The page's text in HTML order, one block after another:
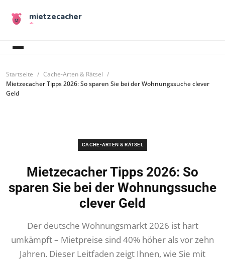
mietzecacher
.de
Startseite
Cache-Arten & Rätsel
Mietzecacher Tipps 2026: So sparen Sie bei der Wohnungssuche clever
Geld
CACHE-ARTEN & RÄTSEL
Mietzecacher Tipps 2026: So
sparen Sie bei der Wohnungssuche
clever Geld
Der deutsche Wohnungsmarkt 2026 ist hart
umkämpft – Mietpreise sind 40% höher als vor zehn
Jahren. Dieser Leitfaden zeigt Ihnen, wie Sie mit